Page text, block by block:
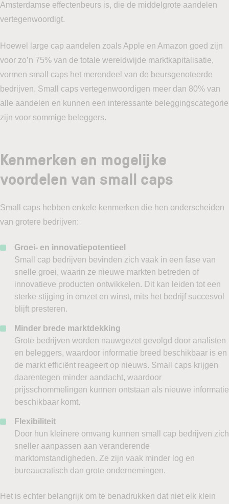
Amsterdamse effectenbeurs is, die de middelgrote aandelen
vertegenwoordigt.
Hoewel large cap aandelen zoals Apple en Amazon goed zijn
voor zo’n 75% van de totale wereldwijde marktkapitalisatie,
vormen small caps het merendeel van de beursgenoteerde
bedrijven. Small caps vertegenwoordigen meer dan 80% van
alle aandelen en kunnen een interessante beleggingscategorie
zijn voor sommige beleggers.
Kenmerken en mogelijke
voordelen van small caps
Small caps hebben enkele kenmerken die hen onderscheiden
van grotere bedrijven:
Groei- en innovatiepotentieel
Small cap bedrijven bevinden zich vaak in een fase van
snelle groei, waarin ze nieuwe markten betreden of
innovatieve producten ontwikkelen. Dit kan leiden tot een
sterke stijging in omzet en winst, mits het bedrijf succesvol
blijft presteren.
Minder brede marktdekking
Grote bedrijven worden nauwgezet gevolgd door analisten
en beleggers, waardoor informatie breed beschikbaar is en
de markt efficiënt reageert op nieuws. Small caps krijgen
daarentegen minder aandacht, waardoor
prijsschommelingen kunnen ontstaan als nieuwe informatie
beschikbaar komt.
Flexibiliteit
Door hun kleinere omvang kunnen small cap bedrijven zich
sneller aanpassen aan veranderende
marktomstandigheden. Ze zijn vaak minder log en
bureaucratisch dan grote ondernemingen.
Het is echter belangrijk om te benadrukken dat niet elk klein